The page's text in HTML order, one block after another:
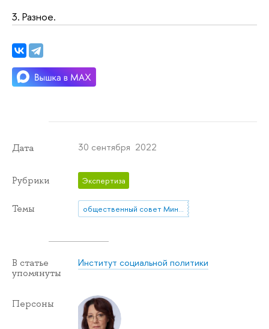
3. Разное.
Дата 30 сентября 2022
Рубрики Экспертиза
Темы общественный совет Минтруда России
В статье
упомянуты
Институт социальной политики
Персоны